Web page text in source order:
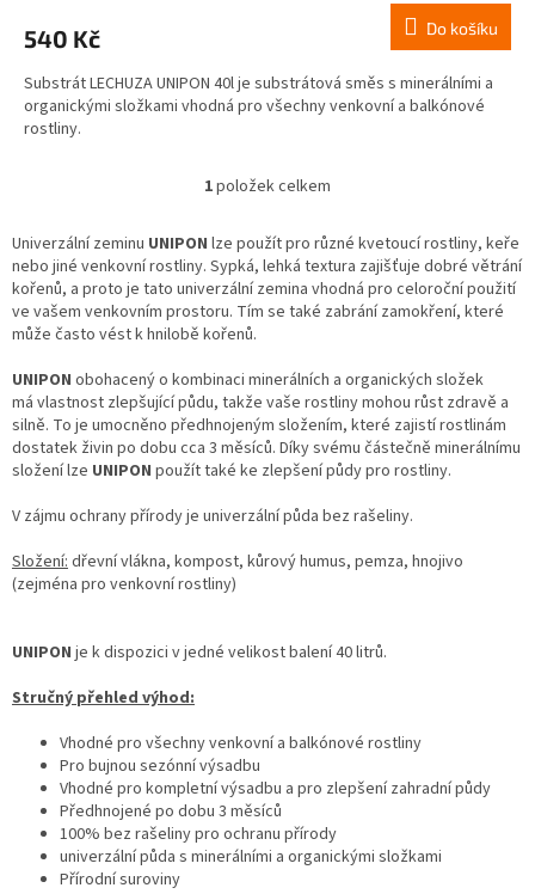
540 Kč Do košíku
Substrát LECHUZA UNIPON 40l je substrátová směs s minerálními a
organickými složkami vhodná pro všechny venkovní a balkónové
rostliny.
O
l
á
d
a
p
r
v
k
y
ý
i
1položek celkem
Univerzální zeminu UNIPON lze použít pro různé kvetoucí rostliny, keře
nebo jiné venkovní rostliny. Sypká, lehká textura zajišťuje dobré větrání
kořenů, a proto je tato univerzální zemina vhodná pro celoroční použití
ve vašem venkovním prostoru. Tím se také zabrání zamokření, které
může často vést k hnilobě kořenů.
UNIPON obohacený o kombinaci minerálních a organických složek
má vlastnost zlepšující půdu, takže vaše rostliny mohou růst zdravě a
silně. To je umocněno předhnojeným složením, které zajistí rostlinám
dostatek živin po dobu cca 3 měsíců. Díky svému částečně minerálnímu
složení lze UNIPON použít také ke zlepšení půdy pro rostliny.
V zájmu ochrany přírody je univerzální půda bez rašeliny.
Složení:dřevní vlákna, kompost, kůrový humus, pemza, hnojivo
(zejména pro venkovní rostliny)
UNIPON je k dispozici v jedné velikost balení 40 litrů.
Stručný přehled výhod:
Vhodné pro všechny venkovní a balkónové rostliny
Pro bujnou sezónní výsadbu
Vhodné pro kompletní výsadbu a pro zlepšení zahradní půdy
Předhnojené po dobu 3 měsíců
100% bez rašeliny pro ochranu přírody
univerzální půda s minerálními a organickými složkami
Přírodní suroviny